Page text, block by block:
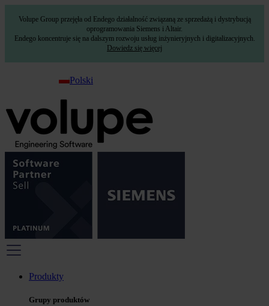
Volupe Group przejęła od Endego działalność związaną ze sprzedażą i dystrybucją
oprogramowania Siemens i Altair.
Endego koncentruje się na dalszym rozwoju usług inżynieryjnych i digitalizacyjnych.
Dowiedz się więcej
Polski
Produkty
Grupy produktów